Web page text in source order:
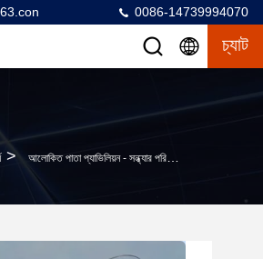
0086-14739994070
চ্যাট
> আলোকিত পাতা প্যাভিলিয়ন - সন্ধ্যার পরিবেশের জন্য LED ইন্টিগ্রেটেড স্টেইনলেস স্টিলের ছায়া